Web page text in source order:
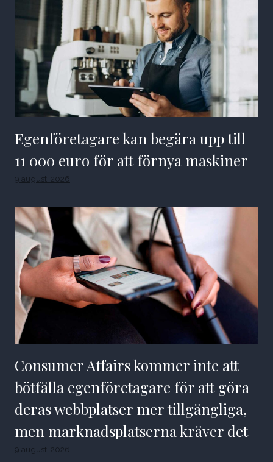
Egenföretagare kan begära upp till
11 000 euro för att förnya maskiner
9 augusti 2026
Consumer Affairs kommer inte att
bötfälla egenföretagare för att göra
deras webbplatser mer tillgängliga,
men marknadsplatserna kräver det
9 augusti 2026